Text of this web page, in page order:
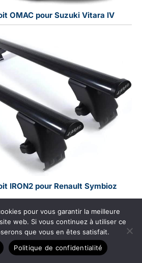
OMAC pour Suzuki Vitara IV
IRON2 pour Renault Symbioz
pour vous garantir la meilleure
web. Si vous continuez à utiliser ce
que vous en êtes satisfait.
Politique de confidentialité